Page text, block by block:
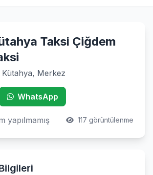
Taksi Çiğdem
Kütahya, Merkez
WhatsApp
yapılmamış 117 görüntülenme